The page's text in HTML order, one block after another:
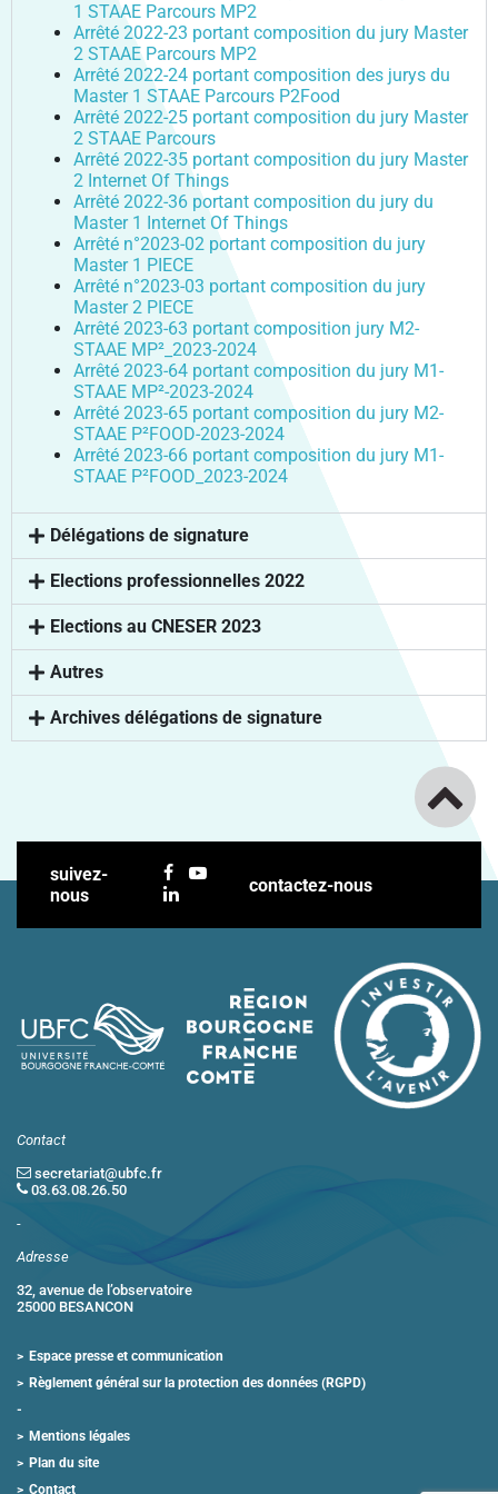
RECRUTEMENT DES ÉTABLISSEMENTS MEMBRES
PROJETS INTÉGRÉS
FELLOWS
MASTERS ISITE-BFC
COLLOQUE SCIENTIFIQUE ISITE-BFC
PÔLE SHS
PÔLE DGEP
PÔLE SV2TEA
POLYTECHNICUM
LABEX LIPSTIC
NCU RITM–BFC
PLATEFORME SMARTLIGHT
CALHIPSO
HARMI
PROSPECTIVES
PROJETS EUROPÉENS
PROJETS FEDER
SANTÉ PUBLIQUE BFC
PRODUCTIONS
CHARTE DE SIGNATURE SCIENTIFIQUE
PUBLICATIONS SCIENTIFIQUES
PRIX ET DISTINCTIONS
SCIENCE OUVERTE
OUVERTURE DES DONNÉES DE LA RECHERCHE :
DAT@UBFC
SCIENCE AVEC ET POUR LA SOCIÉTÉ
VALORISATION
PORTRAITS DE CHERCHEURS
ENVIRONNEMENTS-SANTÉ
CARNOT-PASTEUR
SCIENCES POUR L’INGÉNIEUR ET MICROTECHNIQUES
DROIT, GESTION, SCIENCES ÉCONOMIQUES ET POLITIQUES
LETTRES, COMMUNICATION, LANGUES, ART
SOCIÉTÉS, ESPACE, PRATIQUES, TEMPS
FORMATION CONTINUE
ENTREPRENEURIAT
ENTREPRENEURIAT ÉTUDIANT : PEPITE-BFC
ENTREPRENEURIAT ET DOCTORAT
INSERTION PROFESSIONNELLE
DOCTORAT ET CARRIÈRE PROFESSIONNELLE
RÉSEAU UBFC ALUMNI
CROUS BOURGOGNE – FRANCHE-COMTÉ
SIGNALER UNE SITUATION D’URGENCE
CONSTRUIRE LA VIE ÉTUDIANTE 2024-2029
VENIR À UBFC
PARTIR À L’ÉTRANGER
CONTACTS
1 STAAE Parcours MP2
Arrêté 2022-23 portant composition du jury Master
2 STAAE Parcours MP2
Arrêté 2022-24 portant composition des jurys du
Master 1 STAAE Parcours P2Food
Arrêté 2022-25 portant composition du jury Master
2 STAAE Parcours
Arrêté 2022-35 portant composition du jury Master
2 Internet Of Things
Arrêté 2022-36 portant composition du jury du
Master 1 Internet Of Things
Arrêté n°2023-02 portant composition du jury
Master 1 PIECE
Arrêté n°2023-03 portant composition du jury
Master 2 PIECE
Arrêté 2023-63 portant composition jury M2-
STAAE MP²_2023-2024
Arrêté 2023-64 portant composition du jury M1-
STAAE MP²-2023-2024
Arrêté 2023-65 portant composition du jury M2-
STAAE P²FOOD-2023-2024
Arrêté 2023-66 portant composition du jury M1-
STAAE P²FOOD_2023-2024
Délégations de signature
Elections professionnelles 2022
Elections au CNESER 2023
Autres
Archives délégations de signature
suivez-
nous
contactez-nous
Contact
secretariat@ubfc.fr
03.63.08.26.50
-
Adresse
32, avenue de l’observatoire
25000 BESANCON
Espace presse et communication
Règlement général sur la protection des données (RGPD)
Mentions légales
Plan du site
Contact